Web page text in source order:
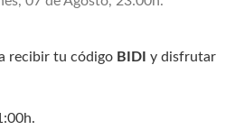
recibir tu código BIDI y disfrutar